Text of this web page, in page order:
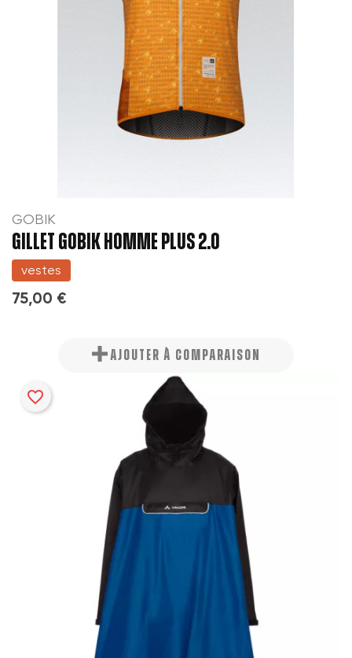
GOBIK
GILLET GOBIK HOMME PLUS 2.0
vestes
75,00 €
AJOUTER À COMPARAISON
favorite_border